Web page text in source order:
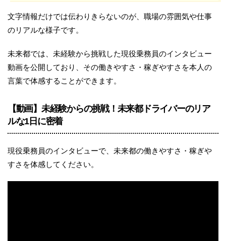
文字情報だけでは伝わりきらないのが、職場の雰囲気や仕事
のリアルな様子です。
未来都では、未経験から挑戦した現役乗務員のインタビュー
動画を公開しており、その働きやすさ・稼ぎやすさを本人の
言葉で体感することができます。
【動画】未経験からの挑戦！未来都ドライバーのリア
ルな1日に密着
現役乗務員のインタビューで、未来都の働きやすさ・稼ぎや
すさを体感してください。